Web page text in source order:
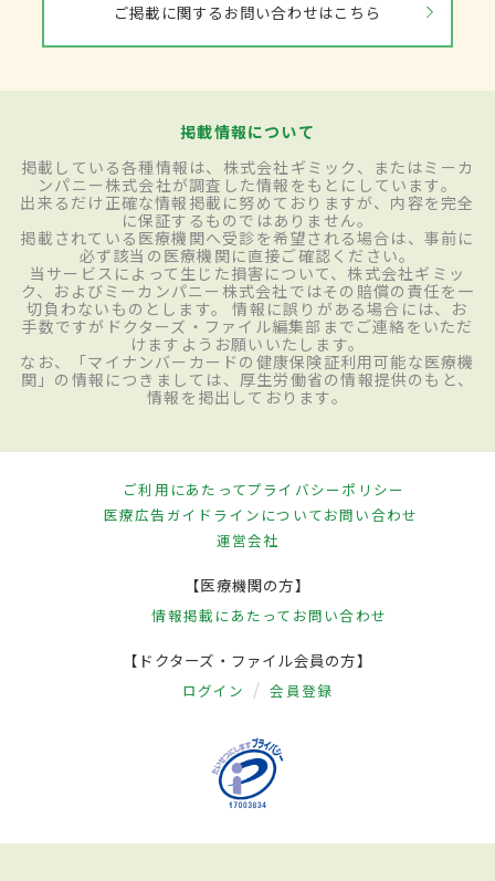
ご掲載に関するお問い合わせはこちら
掲載情報について
掲載している各種情報は、株式会社ギミック、またはミーカ
ンパニー株式会社が調査した情報をもとにしています。
出来るだけ正確な情報掲載に努めておりますが、内容を完全
に保証するものではありません。
掲載されている医療機関へ受診を希望される場合は、事前に
必ず該当の医療機関に直接ご確認ください。
当サービスによって生じた損害について、株式会社ギミッ
ク、およびミーカンパニー株式会社ではその賠償の責任を一
切負わないものとします。 情報に誤りがある場合には、お
手数ですがドクターズ・ファイル編集部までご連絡をいただ
けますようお願いいたします。
なお、「マイナンバーカードの健康保険証利用可能な医療機
関」の情報につきましては、厚生労働省の情報提供のもと、
情報を掲出しております。
ご利用にあたってプライバシーポリシー
医療広告ガイドラインについてお問い合わせ
運営会社
【医療機関の方】
情報掲載にあたって お問い合わせ
【ドクターズ・ファイル会員の方】
ログイン 会員登録